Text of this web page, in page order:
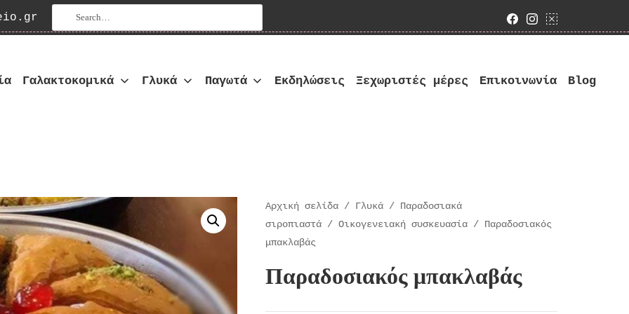
Αναζήτηση για: Facebook
Instagram
google
Γαλακτοκομικά Γλυκά Παγωτά Εκδηλώσεις Ξεχωριστές μέρες Επικοινωνία Blog
Αρχική σελίδα / Γλυκά / Παραδοσιακά
σιροπιαστά / Οικογενειακή συσκευασία / Παραδοσιακός
μπακλαβάς
Παραδοσιακός μπακλαβάς